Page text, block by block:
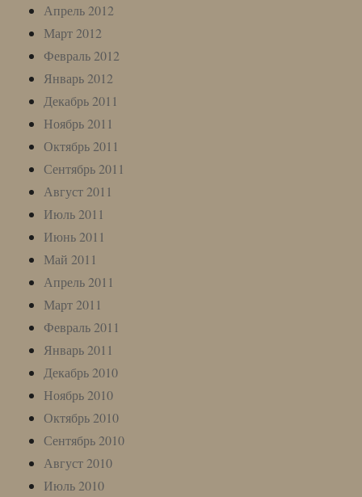
Апрель 2012
Март 2012
Февраль 2012
Январь 2012
Декабрь 2011
Ноябрь 2011
Октябрь 2011
Сентябрь 2011
Август 2011
Июль 2011
Июнь 2011
Май 2011
Апрель 2011
Март 2011
Февраль 2011
Январь 2011
Декабрь 2010
Ноябрь 2010
Октябрь 2010
Сентябрь 2010
Август 2010
Июль 2010